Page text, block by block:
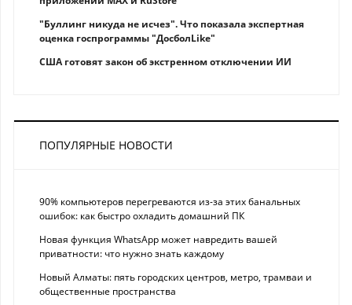
"Буллинг никуда не исчез". Что показала экспертная
оценка госпрограммы "ДосболLike"
США готовят закон об экстренном отключении ИИ
ПОПУЛЯРНЫЕ НОВОСТИ
90% компьютеров перегреваются из-за этих банальных
ошибок: как быстро охладить домашний ПК
Новая функция WhatsApp может навредить вашей
приватности: что нужно знать каждому
Новый Алматы: пять городских центров, метро, трамваи и
общественные пространства